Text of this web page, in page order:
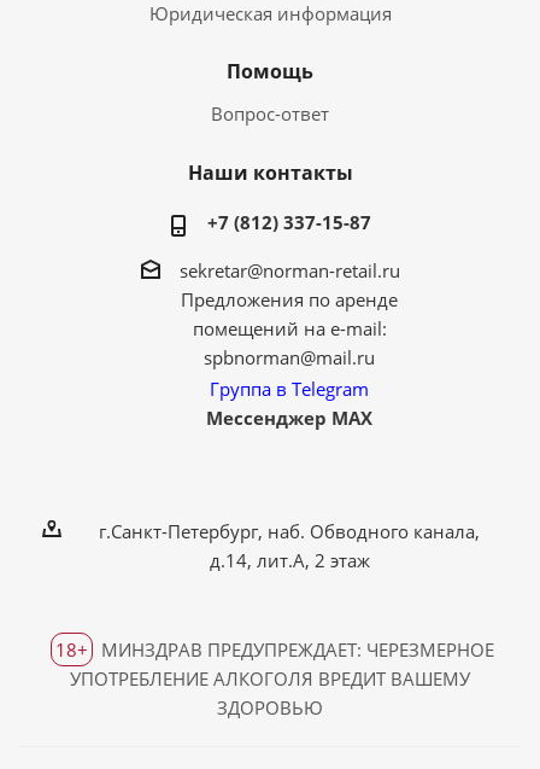
Юридическая информация
Помощь
Вопрос-ответ
Наши контакты
+7 (812) 337-15-87
sekretar@norman-retail.ru
Предложения по аренде
помещений на e-mail:
spbnorman@mail.ru
Группа в Telegram
Мессенджер MAX
г.Санкт-Петербург, наб. Обводного канала,
д.14, лит.А, 2 этаж
18+
МИНЗДРАВ ПРЕДУПРЕЖДАЕТ: ЧЕРЕЗМЕРНОЕ
УПОТРЕБЛЕНИЕ АЛКОГОЛЯ ВРЕДИТ ВАШЕМУ
ЗДОРОВЬЮ